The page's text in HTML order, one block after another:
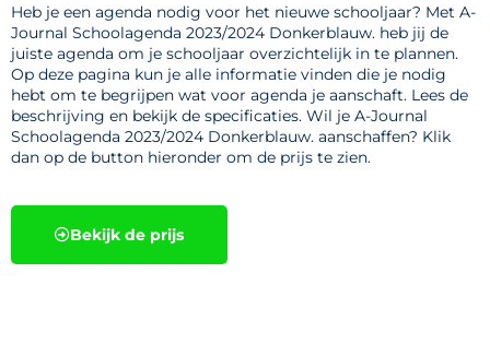
Heb je een agenda nodig voor het nieuwe schooljaar? Met A-
Journal Schoolagenda 2023/2024 Donkerblauw. heb jij de
juiste agenda om je schooljaar overzichtelijk in te plannen.
Op deze pagina kun je alle informatie vinden die je nodig
hebt om te begrijpen wat voor agenda je aanschaft. Lees de
beschrijving en bekijk de specificaties. Wil je A-Journal
Schoolagenda 2023/2024 Donkerblauw. aanschaffen? Klik
dan op de button hieronder om de prijs te zien.
Bekijk de prijs